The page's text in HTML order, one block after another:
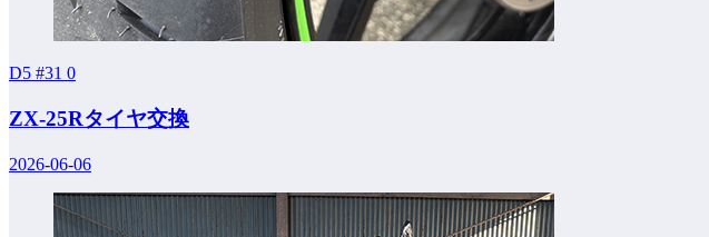
D5 #31 0
ZX-25Rタイヤ交換
2026-06-06